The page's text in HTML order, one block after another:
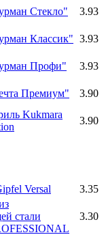
Стекло" 3.93
Классик" 3.93
Профи" 3.93
Премиум"
3.90
Kukmara
3.90
Versal
3.35
стали
3.30